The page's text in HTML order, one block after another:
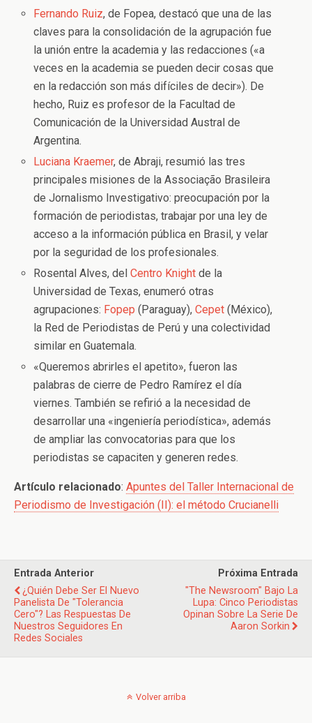
Fernando Ruiz, de Fopea, destacó que una de las
claves para la consolidación de la agrupación fue
la unión entre la academia y las redacciones («a
veces en la academia se pueden decir cosas que
en la redacción son más difíciles de decir»). De
hecho, Ruiz es profesor de la Facultad de
Comunicación de la Universidad Austral de
Argentina.
Luciana Kraemer, de Abraji, resumió las tres
principales misiones de la Associação Brasileira
de Jornalismo Investigativo: preocupación por la
formación de periodistas, trabajar por una ley de
acceso a la información pública en Brasil, y velar
por la seguridad de los profesionales.
Rosental Alves, delCentro Knight de la
Universidad de Texas, enumeró otras
agrupaciones: Fopep (Paraguay),Cepet (México),
la Red de Periodistas de Perú y una colectividad
similar en Guatemala.
«Queremos abrirles el apetito», fueron las
palabras de cierre de Pedro Ramírez el día
viernes. También se refirió a la necesidad de
desarrollar una «ingeniería periodística», además
de ampliar las convocatorias para que los
periodistas se capaciten y generen redes.
Artículo relacionado: Apuntes del Taller Internacional de
Periodismo de Investigación (II): el método Crucianelli
Entrada Anterior
¿Quién Debe Ser El Nuevo
Panelista De "Tolerancia
Cero"? Las Respuestas De
Nuestros Seguidores En
Redes Sociales
Próxima Entrada
"The Newsroom" Bajo La
Lupa: Cinco Periodistas
Opinan Sobre La Serie De
Aaron Sorkin
Volver arriba